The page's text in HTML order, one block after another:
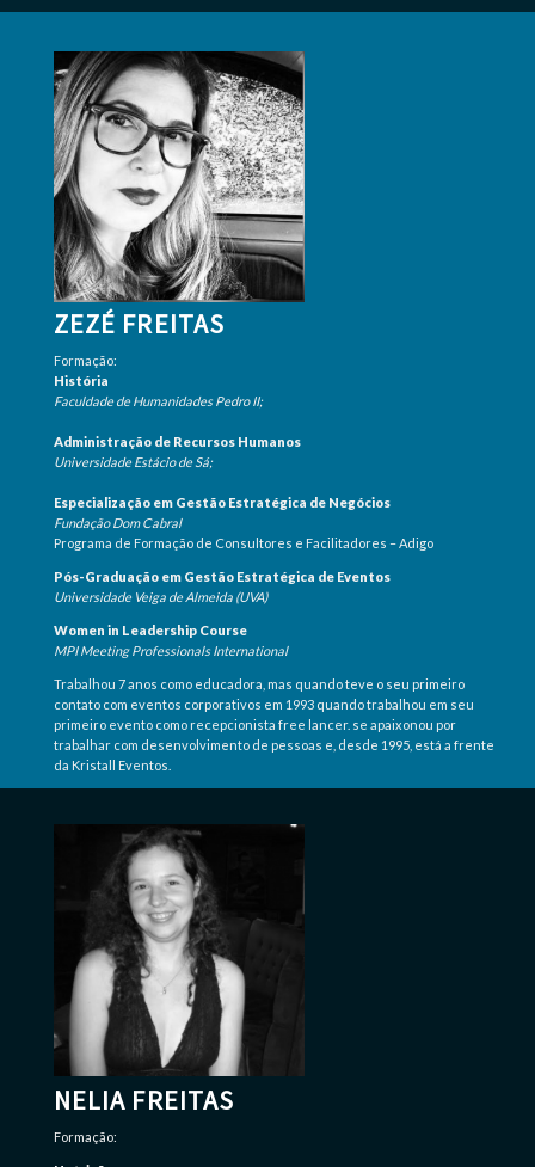
ZEZÉ FREITAS
Formação:
História
Faculdade de Humanidades Pedro II;
Administração de Recursos Humanos
Universidade Estácio de Sá;
Especialização em Gestão Estratégica de Negócios
Fundação Dom Cabral
Programa de Formação de Consultores e Facilitadores – Adigo
Pós-Graduação em Gestão Estratégica de Eventos
Universidade Veiga de Almeida (UVA)
Women in Leadership Course
MPI Meeting Professionals International
Trabalhou 7 anos como educadora, mas quando teve o seu primeiro
contato com eventos corporativos em 1993 quando trabalhou em seu
primeiro evento como recepcionista free lancer. se apaixonou por
trabalhar com desenvolvimento de pessoas e, desde 1995, está a frente
da Kristall Eventos.
NELIA FREITAS
Formação: